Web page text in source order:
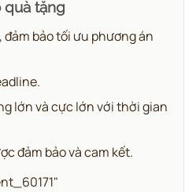
quà tặng
bảo tối ưu phương án
lớn và cực lớn với thời gian
đảm bảo và cam kết.